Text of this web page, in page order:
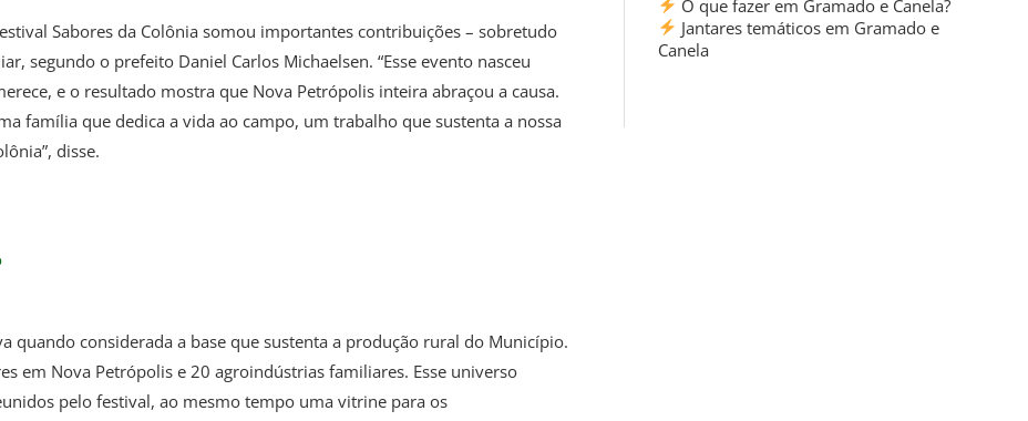
Sabores da Colônia somou importantes contribuições – sobretudo
segundo o prefeito Daniel Carlos Michaelsen. “Esse evento nasceu
e o resultado mostra que Nova Petrópolis inteira abraçou a causa.
família que dedica a vida ao campo, um trabalho que sustenta a nossa
disse.
quando considerada a base que sustenta a produção rural do Município.
em Nova Petrópolis e 20 agroindústrias familiares. Esse universo
pelo festival, ao mesmo tempo uma vitrine para os
O que fazer em Gramado e Canela?
Jantares temáticos em Gramado e
Canela